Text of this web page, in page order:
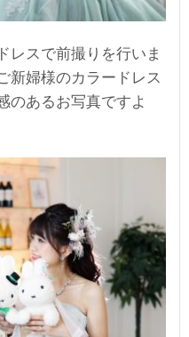
レスで前撮りを行いま
新婦様のカラードレス
のあるお写真ですよ